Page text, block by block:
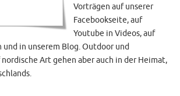
Vorträgen auf unserer
Facebookseite, auf
Youtube in Videos, auf
und in unserem Blog. Outdoor und
Art gehen aber auch in der Heimat,